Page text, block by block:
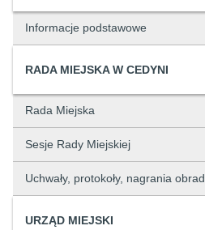
Informacje podstawowe
RADA MIEJSKA W CEDYNI
Rada Miejska
Sesje Rady Miejskiej
Uchwały, protokoły, nagrania obrad
URZĄD MIEJSKI